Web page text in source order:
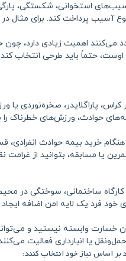
استخوانی، شکستگی،
می‌کنند اهمیت زیادی
حتماً باید طرحی انتخاب
پاراگلایدر،
حوادث، ورزش‌های خطرناک
خرید بیمه حوادث
یا مسابقه، بتوانید از
ساختمانی، سوختگی در
خود فرد یک لایه امن اضافه
خسارت وابسته نیستید و
یا انبارداری فعالیت
اساس نیاز خود انتخاب کنند: